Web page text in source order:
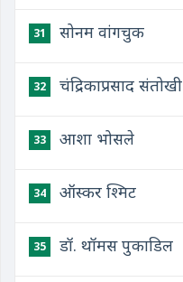
31 सोनम वांगचुक
32 चंद्रिकाप्रसाद संतोखी
33 आशा भोसले
34 ऑस्कर श्मिट
35 डॉ. थॉमस पुकाडिल